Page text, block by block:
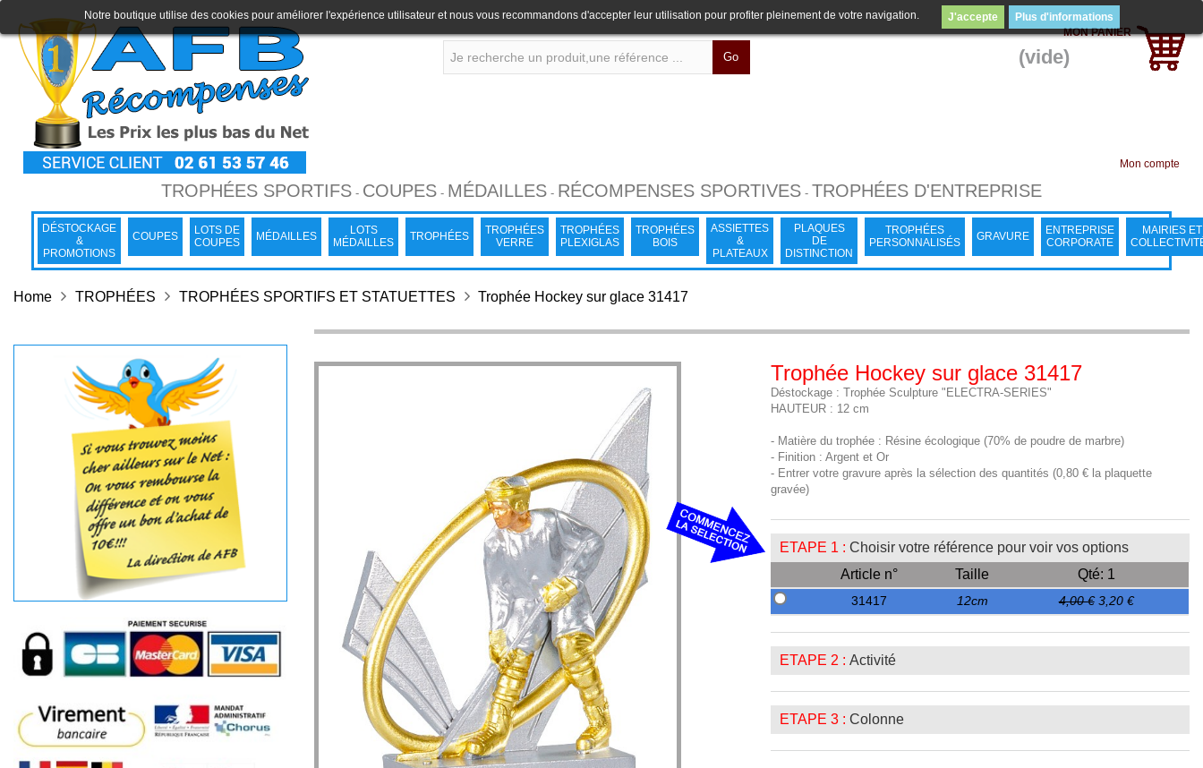
Go
MON PANIER
(vide)
Mon compte
TROPHÉES SPORTIFS- COUPES- MÉDAILLES- RÉCOMPENSES SPORTIVES- TROPHÉES D'ENTREPRISE
DÉSTOCKAGE
&
PROMOTIONS
COUPES
LOTS DE
COUPES
MÉDAILLES
LOTS
MÉDAILLES
TROPHÉES
TROPHÉES
VERRE
TROPHÉES
PLEXIGLAS
TROPHÉES
BOIS
ASSIETTES
&
PLATEAUX
PLAQUES
DE
DISTINCTION
TROPHÉES
PERSONNALISÉS
GRAVURE
ENTREPRISE
CORPORATE
MAIRIES ET
Notre boutique utilise des cookies pour améliorer l'expérience utilisateur et nous vous recommandons d'accepter leur utilisation pour profiter pleinement de votre navigation. J'accepte Plus d'informations
Home TROPHÉES TROPHÉES SPORTIFS ET STATUETTES Trophée Hockey sur glace 31417
Trophée Hockey sur glace 31417
Déstockage : Trophée Sculpture "ELECTRA-SERIES"
HAUTEUR : 12 cm
- Matière du trophée : Résine écologique (70% de poudre de marbre)
- Finition : Argent et Or
- Entrer votre gravure après la sélection des quantités (0,80 € la plaquette
gravée)
ETAPE 1 : Choisir votre référence pour voir vos options
Article n°
Taille Qté: 1
31417 12cm 4,00 € 3,20 €
ETAPE 2 : Activité
ETAPE 3 : Colonne